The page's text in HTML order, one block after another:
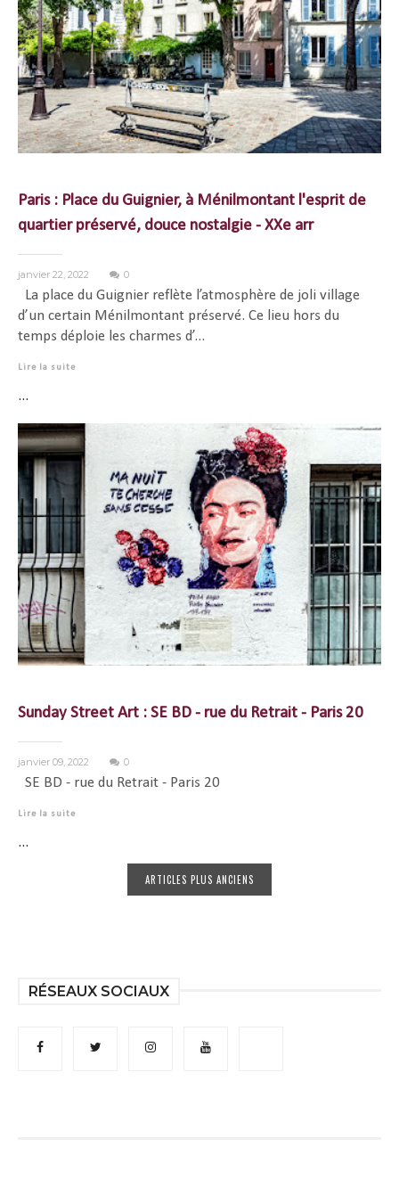
Paris : Place du Guignier, à Ménilmontant l'esprit de
quartier préservé, douce nostalgie - XXe arr
janvier 22, 2022 0
La place du Guignier reflète l’atmosphère de joli village
d’un certain Ménilmontant préservé. Ce lieu hors du
temps déploie les charmes d’...
Lire la suite
...
Sunday Street Art : SE BD - rue du Retrait - Paris 20
janvier 09, 2022 0
SE BD - rue du Retrait - Paris 20
Lire la suite
...
ARTICLES PLUS ANCIENS
RÉSEAUX SOCIAUX